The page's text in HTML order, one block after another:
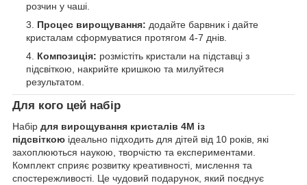
розчин у чаші.
Процес вирощування: додайте барвник і дайте
кристалам сформуватися протягом 4-7 днів.
Композиція: розмістіть кристали на підставці з
підсвіткою, накрийте кришкою та милуйтеся
результатом.
Для кого цей набір
Набір для вирощування кристалів 4M із
підсвіткою ідеально підходить для дітей від 10 років, які
захоплюються наукою, творчістю та експериментами.
Комплект сприяє розвитку креативності, мислення та
спостережливості. Це чудовий подарунок, який поєднує